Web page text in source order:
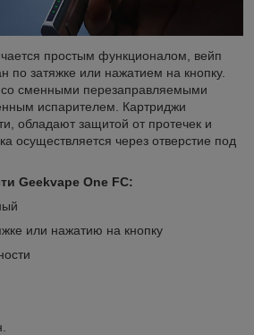
простым функционалом, вейп
по затяжке или нажатием на кнопку.
со сменными перезаправляемыми
испарителем. Картриджи
обладают защитой от протечек и
осуществляется через отверстие под
Geekvape One FC:
или нажатию на кнопку